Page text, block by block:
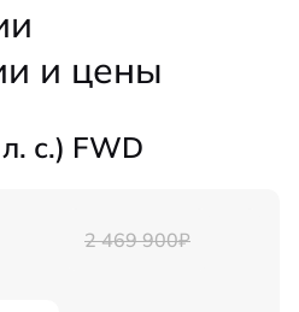
и цены
с.) FWD
2 469 900₽